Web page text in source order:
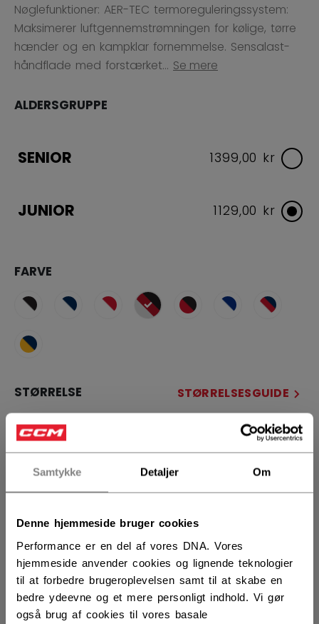
Samtykke Detaljer Om
Denne hjemmeside bruger cookies
Performance er en del af vores DNA. Vores
hjemmeside anvender cookies og lignende teknologier
til at forbedre brugeroplevelsen samt til at skabe en
bedre ydeevne og et mere personligt indhold. Vi gør
også brug af cookies til vores basale
Nøglefunktioner: AER-TEC termoreguleringssystem:
Maksimerer luftgennemstrømningen for kølige, tørre
hænder og en kampklar fornemmelse. Sensalast-
håndflade med forstærket... Se mere
ALDERSGRUPPE
SENIOR 1399,00 kr
JUNIOR 1129,00 kr
FARVE
selected
STØRRELSE STØRRELSESGUIDE
10
ANTAL
LÆG I KURV
FIND I BUTIK
Leveringsvilkår Gratis retur